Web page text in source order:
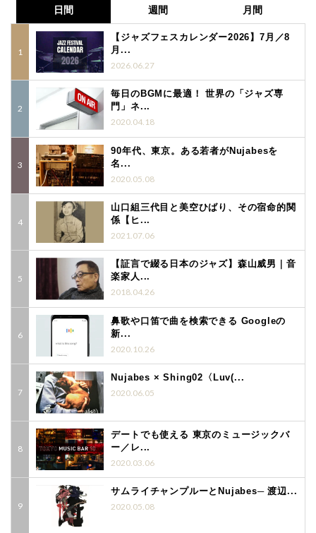
日間 週間 月間
【ジャズフェスカレンダー2026】7月／8
月...
2026.06.27
毎日のBGMに最適！ 世界の「ジャズ専
門」ネ...
2020.04.18
90年代、東京。ある若者がNujabesを
名...
2020.05.08
山口組三代目と美空ひばり、その宿命的関
係【ヒ...
2021.07.06
【証言で綴る日本のジャズ】森山威男｜音
楽家人...
2018.04.26
鼻歌や口笛で曲を検索できる Googleの
新...
2020.10.26
Nujabes × Shing02〈Luv(...
2020.06.05
デートでも使える 東京のミュージックバ
ー／レ...
2020.03.06
サムライチャンプルーとNujabes─ 渡辺...
2020.05.08